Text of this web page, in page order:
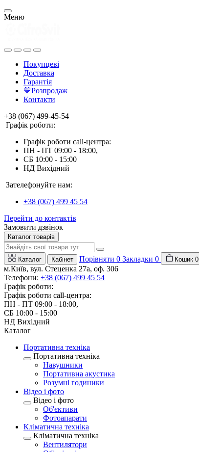
Меню
Покупцеві
Доставка
Гарантія
💛Розпродаж
Контакти
+38 (067) 499-45-54
Графік роботи:
Графік роботи call-центра:
ПН - ПТ 09:00 - 18:00,
СБ 10:00 - 15:00
НД Вихідний
Зателефонуйте нам:
+38 (067) 499 45 54
Перейти до контактів
Замовити дзвінок
Каталог товарів
Каталог Кабінет Порівняти 0 Закладки 0 Кошик 0
м.Київ, вул. Стеценка 27a, оф. 306
Телефони: +38 (067) 499 45 54
Графік роботи:
Графік роботи call-центра:
ПН - ПТ 09:00 - 18:00,
СБ 10:00 - 15:00
НД Вихідний
Каталог
Портативна техніка
Портативна техніка
Навушники
Портативна акустика
Розумні годиники
Відео і фото
Відео і фото
Об'єктиви
Фотоапарати
Клiматична технiка
Клiматична технiка
Вентилятори